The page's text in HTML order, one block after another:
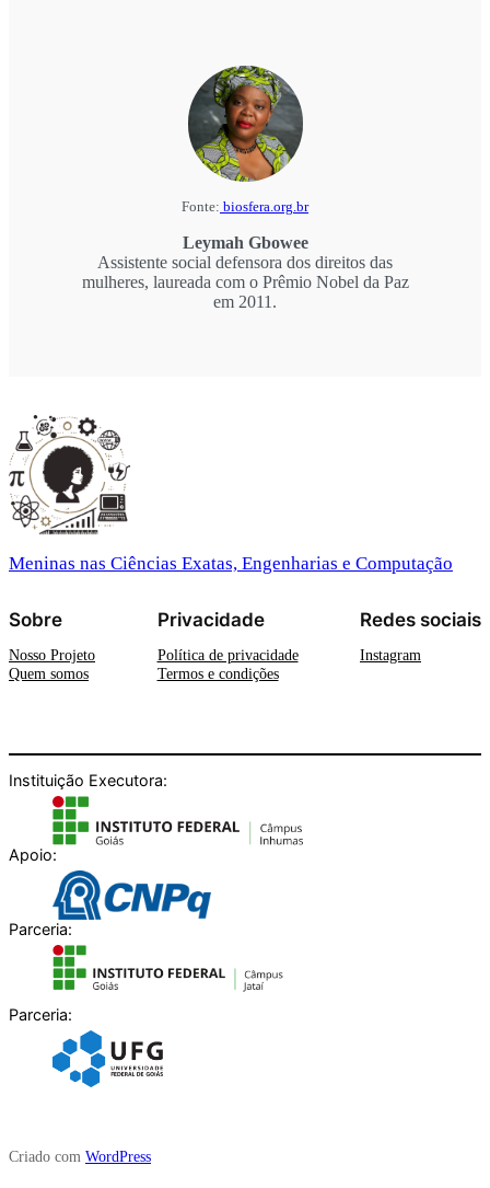
Fonte: biosfera.org.br
Leymah Gbowee
Assistente social defensora dos direitos das
mulheres, laureada com o Prêmio Nobel da Paz
em 2011.
Meninas nas Ciências Exatas, Engenharias e Computação
Sobre
Nosso Projeto
Quem somos
Privacidade
Política de privacidade
Termos e condições
Redes sociais
Instagram
Instituição Executora:
Apoio:
Parceria:
Parceria:
Criado com WordPress